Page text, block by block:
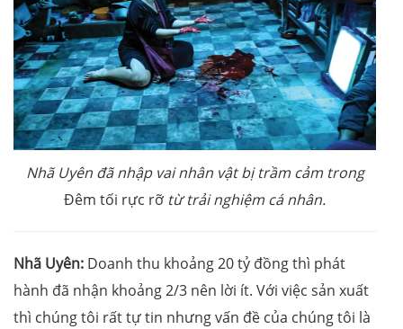
Nhã Uyên đã nhập vai nhân vật bị trầm cảm trong
Đêm tối rực rỡ từ trải nghiệm cá nhân.
Nhã Uyên: Doanh thu khoảng 20 tỷ đồng thì phát
hành đã nhận khoảng 2/3 nên lời ít. Với việc sản xuất
thì chúng tôi rất tự tin nhưng vấn đề của chúng tôi là